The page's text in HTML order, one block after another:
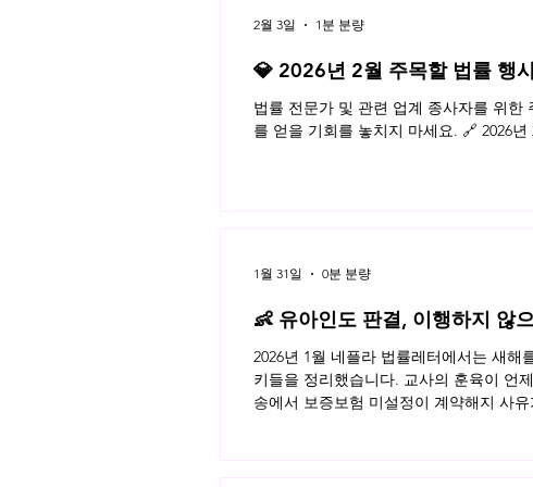
💎 2026년 2월 주목할 법률 행
법률 전문가 및 관련 업계 종사자를 위한
를 얻을 기회를 놓치지 마세요. 🔗 2026
2월 3일 1분 분량
👶 유아인도 판결, 이행하지 않
2026년 1월 네플라 법률레터에서는 새
키들을 정리했습니다. 교사의 훈육이 언
송에서 보증보험 미설정이 계약해지 사
1월 31일 0분 분량